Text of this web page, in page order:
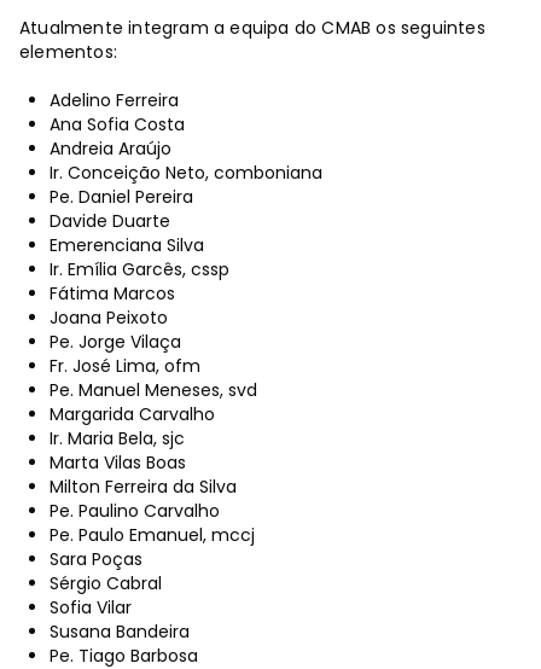
Atualmente integram a equipa do CMAB os seguintes
elementos:
Adelino Ferreira
Ana Sofia Costa
Andreia Araújo
Ir. Conceição Neto, comboniana
Pe. Daniel Pereira
Davide Duarte
Emerenciana Silva
Ir. Emília Garcês, cssp
Fátima Marcos
Joana Peixoto
Pe. Jorge Vilaça
Fr. José Lima, ofm
Pe. Manuel Meneses, svd
Margarida Carvalho
Ir. Maria Bela, sjc
Marta Vilas Boas
Milton Ferreira da Silva
Pe. Paulino Carvalho
Pe. Paulo Emanuel, mccj
Sara Poças
Sérgio Cabral
Sofia Vilar
Susana Bandeira
Pe. Tiago Barbosa